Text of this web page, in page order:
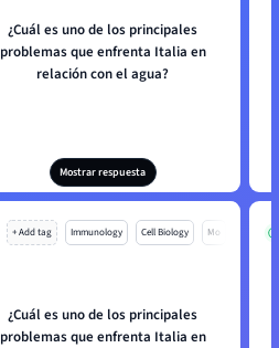
¿Cuál es uno de los principales
problemas que enfrenta Italia en
relación con el agua?
Mostrar respuesta
+ Add tag Immunology Cell Biology Mo
¿Cuál es uno de los principales
problemas que enfrenta Italia en